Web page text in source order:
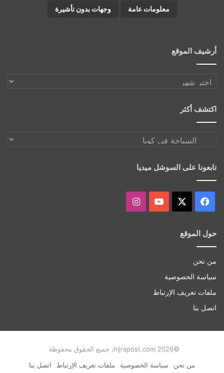
معلومات عامة وجهات بدون تأشيرة
أرشيف الموقع
أرشيف
اكتشف أكثر
تابعونا على السوشل ميديا
فيسبوك ‫YouTubeانستقرام
حول الموقع
من نحن
سياسة الخصوصية
ملفات تعريف الإرتباط
اتصل بنا
©hijrapost.com 2026، جميع الحقوق محفوظة
من نحن
سياسة الخصوصية ملفات تعريف الإرتباط اتصل بنا